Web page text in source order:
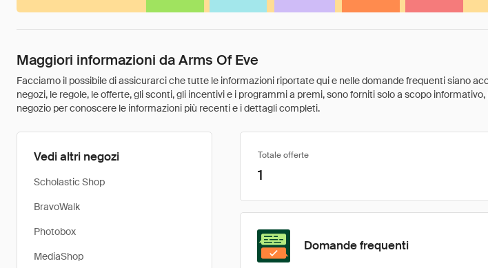
Maggiori informazioni da Arms Of Eve
Facciamo il possibile di assicurarci che tutte le informazioni riportate qui e nelle domande frequenti siano
negozi, le regole, le offerte, gli sconti, gli incentivi e i programmi a premi, sono forniti solo a scopo
negozio per conoscere le informazioni più recenti e i dettagli completi.
Vedi altri negozi
Scholastic Shop
BravoWalk
Photobox
MediaShop
Totale offerte
1
Domande frequenti